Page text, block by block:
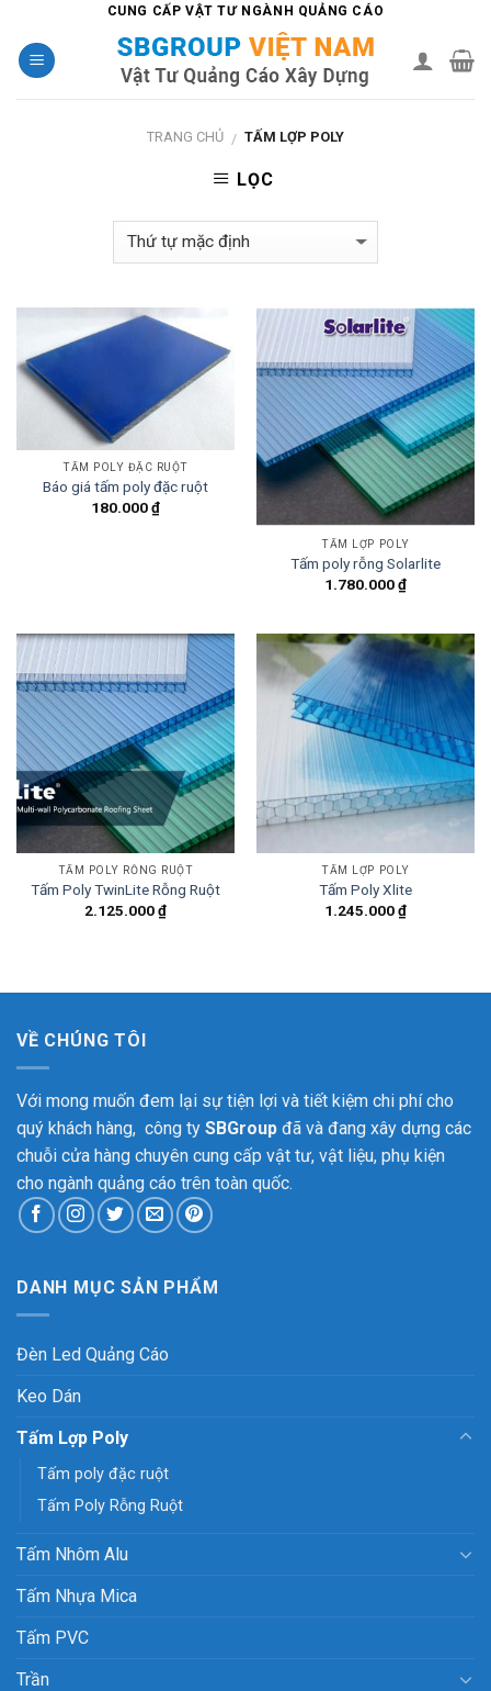
content
CUNG CẤP VẬT TƯ NGÀNH QUẢNG CÁO
TRANG CHỦ / TẤM LỢP POLY
LỌC
TẤM POLY ĐẶC RUỘT
Báo giá tấm poly đặc ruột
180.000₫
TẤM LỢP POLY
Tấm poly rỗng Solarlite
1.780.000₫
TẤM POLY RỖNG RUỘT
Tấm Poly TwinLite Rỗng Ruột
2.125.000₫
TẤM LỢP POLY
Tấm Poly Xlite
1.245.000₫
VỀ CHÚNG TÔI
Với mong muốn đem lại sự tiện lợi và tiết kiệm chi phí cho
quý khách hàng, công ty SBGroup đã và đang xây dựng các
chuỗi cửa hàng chuyên cung cấp vật tư, vật liệu, phụ kiện
cho ngành quảng cáo trên toàn quốc.
DANH MỤC SẢN PHẨM
Đèn Led Quảng Cáo
Keo Dán
Tấm Lợp Poly
Tấm poly đặc ruột
Tấm Poly Rỗng Ruột
Tấm Nhôm Alu
Tấm Nhựa Mica
Tấm PVC
Trần